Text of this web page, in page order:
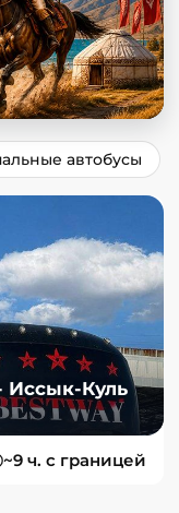
автобусы
Иссык-Куль
~9 ч. с границей